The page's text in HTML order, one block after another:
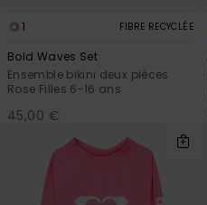
1 FIBRE RECYCLÉE
Bold Waves Set
Ensemble bikini deux pièces
Rose Filles 6-16 ans
45,00 €